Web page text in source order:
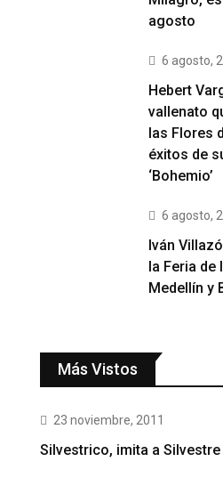
agosto
6 agosto,
Hebert
vallenato
las Flores
éxitos de
‘Bohemio’
6 agosto,
Iván
la Feria de
Medellín y
Más Vistos
23 noviembre, 2011
Silvestrico, imita a Silvestre